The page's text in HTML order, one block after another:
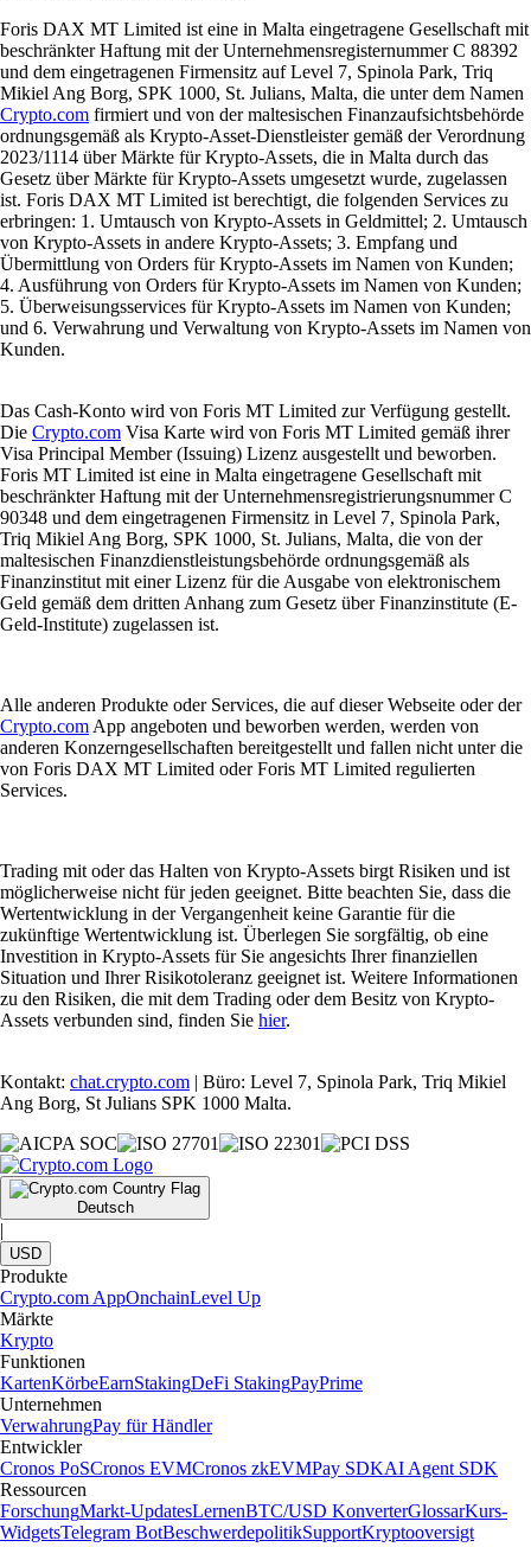
Foris DAX MT Limited ist eine in Malta eingetragene Gesellschaft mit
beschränkter Haftung mit der Unternehmensregisternummer C 88392
und dem eingetragenen Firmensitz auf Level 7, Spinola Park, Triq
Mikiel Ang Borg, SPK 1000, St. Julians, Malta, die unter dem Namen
Crypto.com firmiert und von der maltesischen Finanzaufsichtsbehörde
ordnungsgemäß als Krypto-Asset-Dienstleister gemäß der Verordnung
2023/1114 über Märkte für Krypto-Assets, die in Malta durch das
Gesetz über Märkte für Krypto-Assets umgesetzt wurde, zugelassen
ist. Foris DAX MT Limited ist berechtigt, die folgenden Services zu
erbringen: 1. Umtausch von Krypto-Assets in Geldmittel; 2. Umtausch
von Krypto-Assets in andere Krypto-Assets; 3. Empfang und
Übermittlung von Orders für Krypto-Assets im Namen von Kunden;
4. Ausführung von Orders für Krypto-Assets im Namen von Kunden;
5. Überweisungsservices für Krypto-Assets im Namen von Kunden;
und 6. Verwahrung und Verwaltung von Krypto-Assets im Namen von
Kunden.
Das Cash-Konto wird von Foris MT Limited zur Verfügung gestellt.
Die Crypto.com Visa Karte wird von Foris MT Limited gemäß ihrer
Visa Principal Member (Issuing) Lizenz ausgestellt und beworben.
Foris MT Limited ist eine in Malta eingetragene Gesellschaft mit
beschränkter Haftung mit der Unternehmensregistrierungsnummer C
90348 und dem eingetragenen Firmensitz in Level 7, Spinola Park,
Triq Mikiel Ang Borg, SPK 1000, St. Julians, Malta, die von der
maltesischen Finanzdienstleistungsbehörde ordnungsgemäß als
Finanzinstitut mit einer Lizenz für die Ausgabe von elektronischem
Geld gemäß dem dritten Anhang zum Gesetz über Finanzinstitute (E-
Geld-Institute) zugelassen ist.
Alle anderen Produkte oder Services, die auf dieser Webseite oder der
Crypto.com App angeboten und beworben werden, werden von
anderen Konzerngesellschaften bereitgestellt und fallen nicht unter die
von Foris DAX MT Limited oder Foris MT Limited regulierten
Services.
Trading mit oder das Halten von Krypto-Assets birgt Risiken und ist
möglicherweise nicht für jeden geeignet. Bitte beachten Sie, dass die
Wertentwicklung in der Vergangenheit keine Garantie für die
zukünftige Wertentwicklung ist. Überlegen Sie sorgfältig, ob eine
Investition in Krypto-Assets für Sie angesichts Ihrer finanziellen
Situation und Ihrer Risikotoleranz geeignet ist. Weitere Informationen
zu den Risiken, die mit dem Trading oder dem Besitz von Krypto-
Assets verbunden sind, finden Sie hier.
Kontakt: chat.crypto.com | Büro: Level 7, Spinola Park, Triq Mikiel
Ang Borg, St Julians SPK 1000 Malta.
Deutsch
|
USD
Produkte
Crypto.com AppOnchainLevel Up
Märkte
Krypto
Funktionen
KartenKörbeEarnStakingDeFi StakingPayPrime
Unternehmen
VerwahrungPay für Händler
Entwickler
Cronos PoSCronos EVMCronos zkEVMPay SDKAI Agent SDK
Ressourcen
ForschungMarkt-UpdatesLernenBTC/USD KonverterGlossarKurs-
WidgetsTelegram BotBeschwerdepolitikSupportKryptooversigt